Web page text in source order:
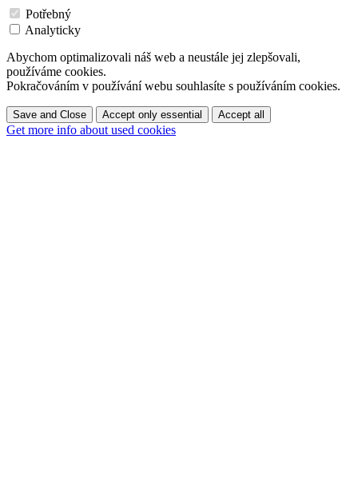
Potřebný
Analyticky
Abychom optimalizovali náš web a neustále jej zlepšovali,
používáme cookies.
Pokračováním v používání webu souhlasíte s používáním cookies.
Save and Close Accept only essential Accept all
Get more info about used cookies